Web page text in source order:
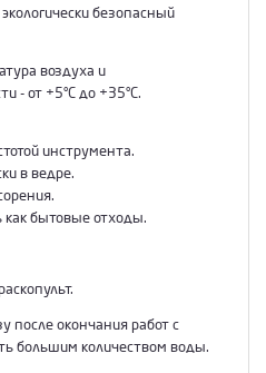
безопасный
воздуха и
- от +5°С до +35°С.
инструмента.
в ведре.
как бытовые отходы.
после окончания работ с
большим количеством воды.